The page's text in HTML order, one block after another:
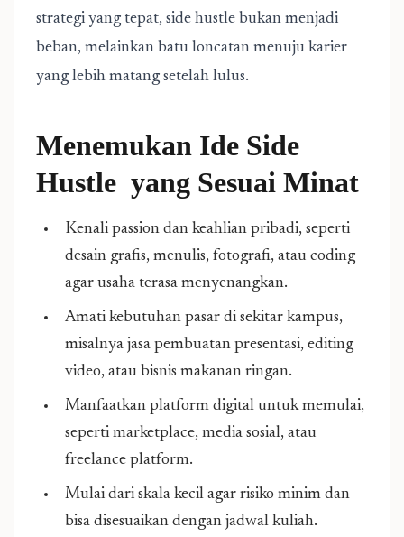
strategi yang tepat, side hustle bukan menjadi
beban, melainkan batu loncatan menuju karier
yang lebih matang setelah lulus.
Menemukan Ide Side
Hustle yang Sesuai Minat
Kenali passion dan keahlian pribadi, seperti
desain grafis, menulis, fotografi, atau coding
agar usaha terasa menyenangkan.
Amati kebutuhan pasar di sekitar kampus,
misalnya jasa pembuatan presentasi, editing
video, atau bisnis makanan ringan.
Manfaatkan platform digital untuk memulai,
seperti marketplace, media sosial, atau
freelance platform.
Mulai dari skala kecil agar risiko minim dan
bisa disesuaikan dengan jadwal kuliah.